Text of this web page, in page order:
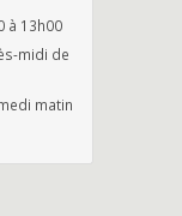
à 13h00
midi de
matin